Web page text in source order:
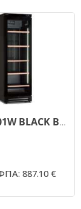
ICOOL 401W BLACK Βιτρίνα κρασιών με 2 συστήματα ψύξης
887.10 €